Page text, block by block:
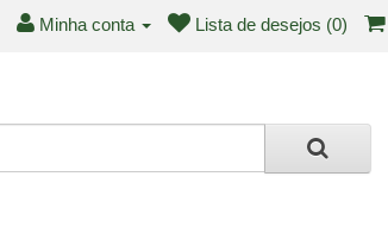
Minha conta Lista de desejos (0)